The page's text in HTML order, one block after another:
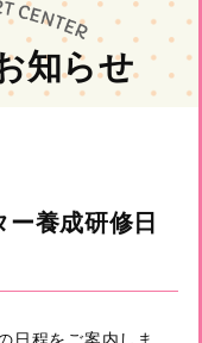
知らせ
養成研修日
日程をご案内しま